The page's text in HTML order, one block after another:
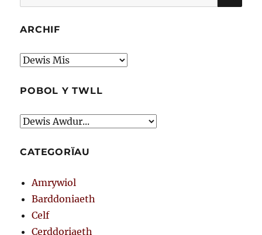
am:
ARCHIF
Archif
POBOL Y TWLL
CATEGORÏAU
Amrywiol
Barddoniaeth
Celf
Cerddoriaeth